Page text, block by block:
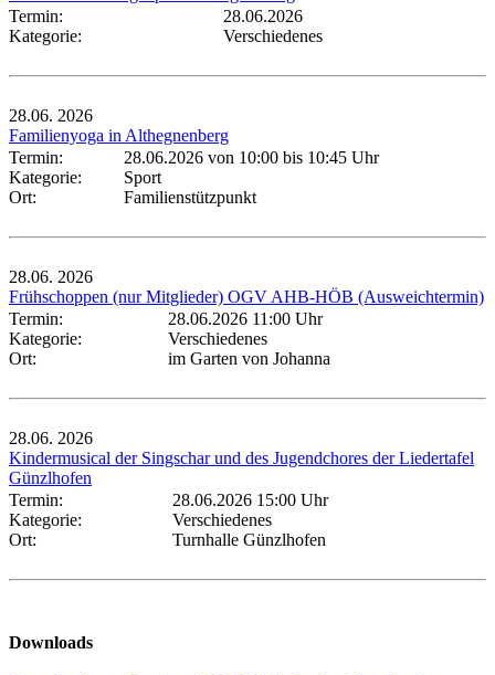
Termin:
28.06.2026
Kategorie:
Verschiedenes
28.06. 2026
Familienyoga in Althegnenberg
Termin:
28.06.2026 von 10:00 bis 10:45 Uhr
Kategorie:
Sport
Ort:
Familienstützpunkt
28.06. 2026
Frühschoppen (nur Mitglieder) OGV AHB-HÖB (Ausweichtermin)
Termin:
28.06.2026 11:00 Uhr
Kategorie:
Verschiedenes
Ort:
im Garten von Johanna
28.06. 2026
Kindermusical der Singschar und des Jugendchores der Liedertafel
Günzlhofen
Termin:
28.06.2026 15:00 Uhr
Kategorie:
Verschiedenes
Ort:
Turnhalle Günzlhofen
Downloads